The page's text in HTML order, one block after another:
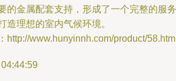
的金属配套支持，形成了一个完整的服务
造理想的室内气候环境。
http://www.hunyinnh.com/product/